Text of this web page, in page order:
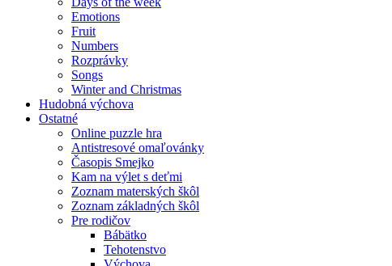
Emotions
Fruit
Numbers
Rozprávky
Songs
Winter and Christmas
Hudobná výchova
Ostatné
Online puzzle hra
Antistresové omaľovánky
Časopis Smejko
Kam na výlet s deťmi
Zoznam materských škôl
Zoznam základných škôl
Pre rodičov
Bábätko
Tehotenstvo